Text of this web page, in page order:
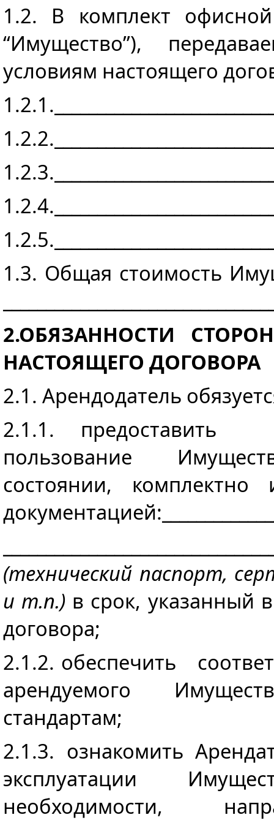
1.2. В комплект
“Имущество”),
условиям настоящего
1.3. Общая стоимость
2.ОБЯЗАННОСТИ
НАСТОЯЩЕГО ДОГОВОРА
2.1. Арендодатель
2.1.1.
пользование
состоянии,
(технический паспорт,
и т.п.) в срок, указанный
договора;
2.1.2. обеспечить
арендуемого
стандартам;
2.1.3. ознакомить
эксплуатации
необходимости,